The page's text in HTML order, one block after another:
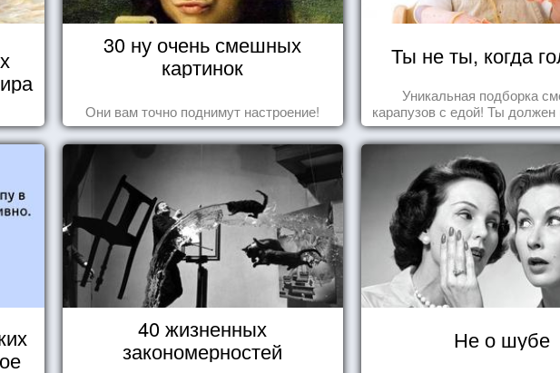
30 ну очень смешных
картинок
Они вам точно поднимут настроение!
Ты не ты, когда
Уникальная подборка
карапузов с едой! Ты должен
40 жизненных
закономерностей
Не о шубе